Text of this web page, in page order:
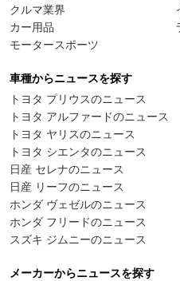
クルマ業界
カー用品
モータースポーツ
車種からニュースを探す
トヨタ プリウスのニュース
トヨタ アルファードのニュース
トヨタ ヤリスのニュース
トヨタ シエンタのニュース
日産 セレナのニュース
日産 リーフのニュース
ホンダ ヴェゼルのニュース
ホンダ フリードのニュース
スズキ ジムニーのニュース
メーカーからニュースを探す